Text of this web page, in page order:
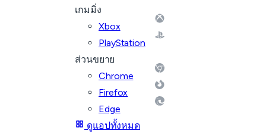
เกมมิ่ง
Xbox
PlayStation
ส่วนขยาย
Chrome
Firefox
Edge
ดูแอปทั้งหมด